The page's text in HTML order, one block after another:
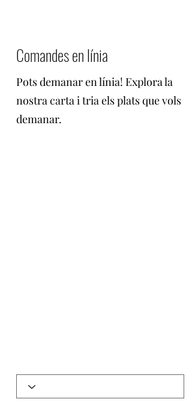
Comandes en línia
Pots demanar en línia! Explora la
nostra carta i tria els plats que vols
demanar.